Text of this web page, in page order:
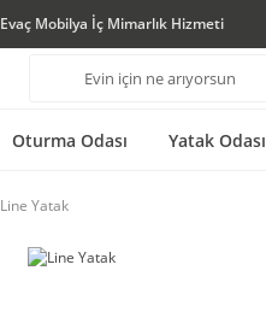
Evaç Mobilya İç Mimarlık Hizmeti
Oturma Odası Yatak Odası
Line Yatak